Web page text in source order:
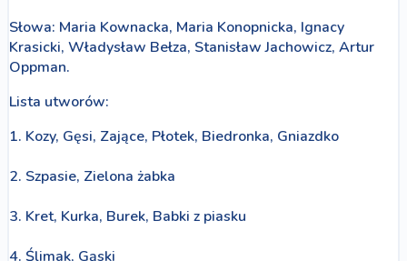
Słowa: Maria Kownacka, Maria Konopnicka, Ignacy
Krasicki, Władysław Bełza, Stanisław Jachowicz, Artur
Oppman.
Lista utworów:
1. Kozy, Gęsi, Zające, Płotek, Biedronka, Gniazdko
2. Szpasie, Zielona żabka
3. Kret, Kurka, Burek, Babki z piasku
4. Ślimak, Gąski